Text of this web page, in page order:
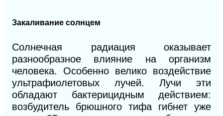
Закаливание солнцем
Солнечная радиация оказывает
разнообразное влияние на организм
человека. Особенно велико воздействие
ультрафиолетовых лучей. Лучи эти
обладают бактерицидным действием:
возбудитель брюшного тифа гибнет уже